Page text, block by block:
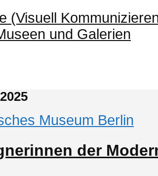
(Visuell
und Galerien
Museum Berlin
der